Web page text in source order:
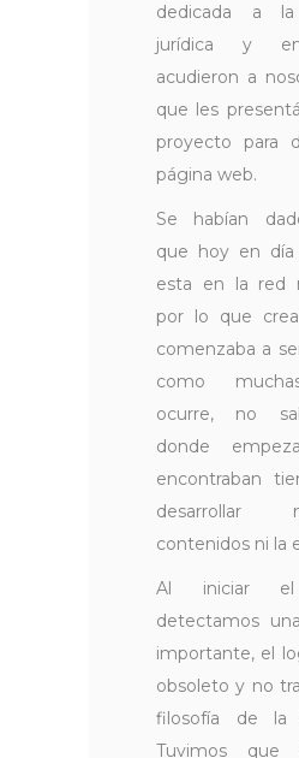
dedicada a la
jurídica y
acudieron a
que les
proyecto para
página web.
Se habían
que hoy en
esta en la red
por lo que
comenzaba a
como
ocurre, no
donde
encontraban
contenidos ni la
Al iniciar el
detectamos
importante, el
obsoleto y no
filosofía de la
Tuvimos que